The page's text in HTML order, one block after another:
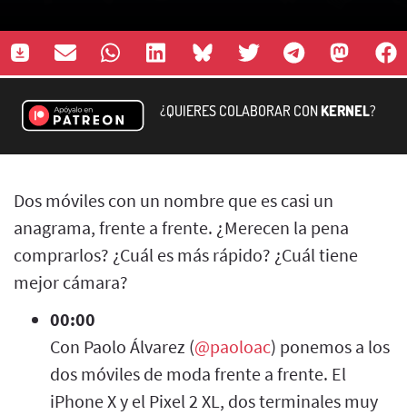
¿QUIERES COLABORAR CONKERNEL?
Dos móviles con un nombre que es casi un
anagrama, frente a frente. ¿Merecen la pena
comprarlos? ¿Cuál es más rápido? ¿Cuál tiene
mejor cámara?
00:00
Con Paolo Álvarez (@paoloac) ponemos a los
dos móviles de moda frente a frente. El
iPhone X y el Pixel 2 XL, dos terminales muy